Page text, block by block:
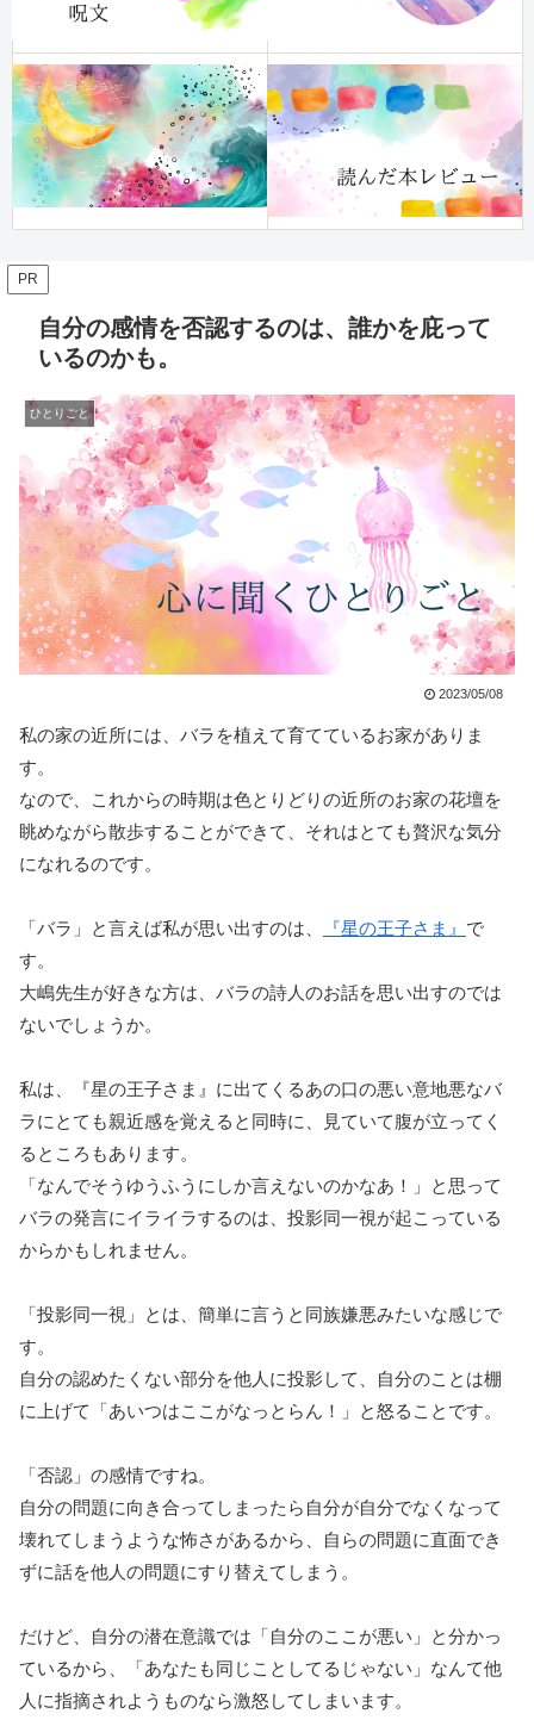
PR
自分の感情を否認するのは、誰かを庇って
いるのかも。
ひとりごと
2023/05/08
私の家の近所には、バラを植えて育てているお家がありま
す。
なので、これからの時期は色とりどりの近所のお家の花壇を
眺めながら散歩することができて、それはとても贅沢な気分
になれるのです。
「バラ」と言えば私が思い出すのは、 『星の王子さま』 で
す。
大嶋先生が好きな方は、バラの詩人のお話を思い出すのでは
ないでしょうか。
私は、『星の王子さま』に出てくるあの口の悪い意地悪なバ
ラにとても親近感を覚えると同時に、見ていて腹が立ってく
るところもあります。
「なんでそうゆうふうにしか言えないのかなあ！」と思って
バラの発言にイライラするのは、投影同一視が起こっている
からかもしれません。
「投影同一視」とは、簡単に言うと同族嫌悪みたいな感じで
す。
自分の認めたくない部分を他人に投影して、自分のことは棚
に上げて「あいつはここがなっとらん！」と怒ることです。
「否認」の感情ですね。
自分の問題に向き合ってしまったら自分が自分でなくなって
壊れてしまうような怖さがあるから、自らの問題に直面でき
ずに話を他人の問題にすり替えてしまう。
だけど、自分の潜在意識では「自分のここが悪い」と分かっ
ているから、「あなたも同じことしてるじゃない」なんて他
人に指摘されようものなら激怒してしまいます。